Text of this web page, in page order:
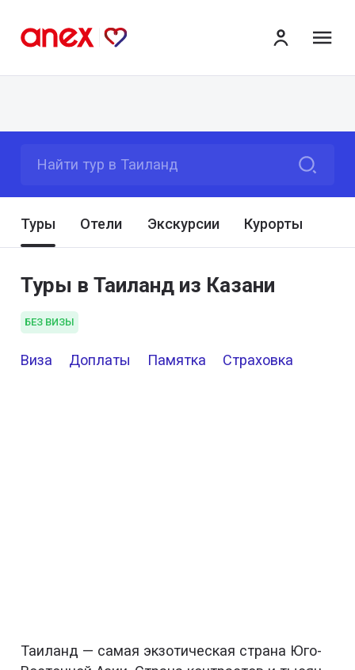
Найти тур в Таиланд
Туры Отели Экскурсии Курорты
Туры в Таиланд из Казани
БЕЗ ВИЗЫ
Виза Доплаты Памятка Страховка
Таиланд — самая экзотическая страна Юго-